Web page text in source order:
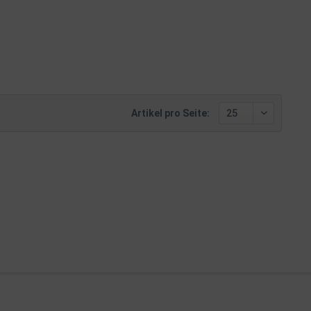
Artikel pro Seite: